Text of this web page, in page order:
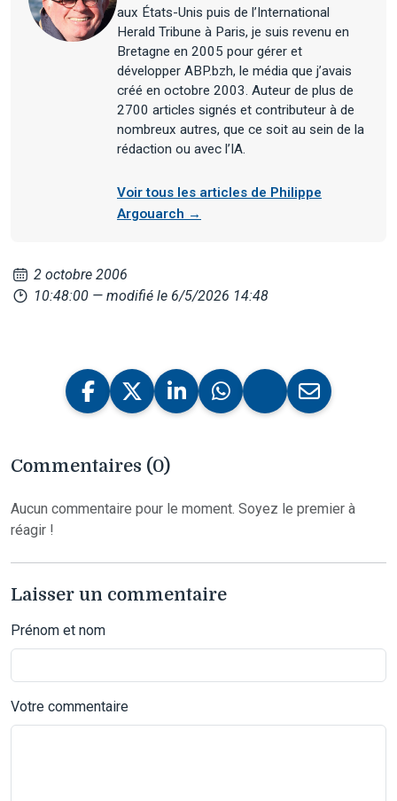
aux États-Unis puis de l’International
Herald Tribune à Paris, je suis revenu en
Bretagne en 2005 pour gérer et
développer ABP.bzh, le média que j’avais
créé en octobre 2003. Auteur de plus de
2700 articles signés et contributeur à de
nombreux autres, que ce soit au sein de la
rédaction ou avec l’IA.
Voir tous les articles de Philippe
Argouarch →
2 octobre 2006
10:48:00 — modifié le 6/5/2026 14:48
Commentaires (0)
Aucun commentaire pour le moment. Soyez le premier à
réagir !
Laisser un commentaire
Prénom et nom
Votre commentaire